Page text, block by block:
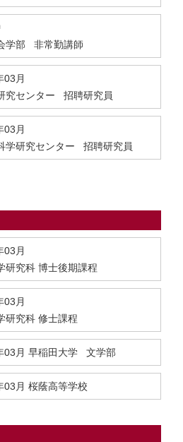
学部 非常勤講師
03月
究センター 招聘研究員
03月
学研究センター 招聘研究員
03月
究科 博士後期課程
03月
究科 修士課程
03月 早稲田大学 文学部
03月 桜蔭高等学校